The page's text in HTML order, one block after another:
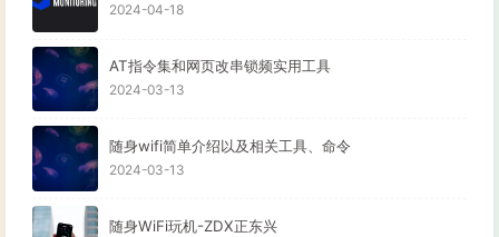
2024-04-18
AT指令集和网页改串锁频实用工具
2024-03-13
随身wifi简单介绍以及相关工具、命令
2024-03-13
随身WiFi玩机-ZDX正东兴